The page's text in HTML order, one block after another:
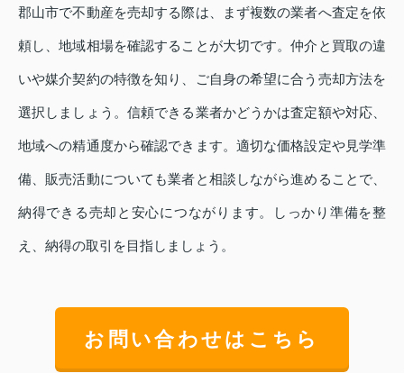
郡山市で不動産を売却する際は、まず複数の業者へ査定を依
頼し、地域相場を確認することが大切です。仲介と買取の違
いや媒介契約の特徴を知り、ご自身の希望に合う売却方法を
選択しましょう。信頼できる業者かどうかは査定額や対応、
地域への精通度から確認できます。適切な価格設定や見学準
備、販売活動についても業者と相談しながら進めることで、
納得できる売却と安心につながります。しっかり準備を整
え、納得の取引を目指しましょう。
お問い合わせはこちら